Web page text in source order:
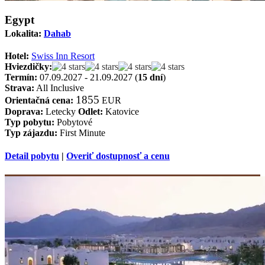
Egypt
Lokalita: Dahab
Hotel: Swiss Inn Resort
Hviezdičky:
Termín: 07.09.2027 - 21.09.2027 (15 dní)
Strava: All Inclusive
Orientačná cena: 1855 EUR
Doprava: Letecky Odlet: Katovice
Typ pobytu: Pobytové
Typ zájazdu: First Minute
Detail pobytu Overiť dostupnosť a cenu